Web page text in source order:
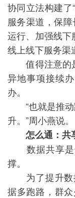
协同立法构建了
服务渠道，保
运行、加强线下
线上线下服务渠
值得注意的
异地事项接续
办。
“也就是推动
升。”周小燕说。
怎么通：共
数据共享是
撑。
为了提升数
据多跑路，群